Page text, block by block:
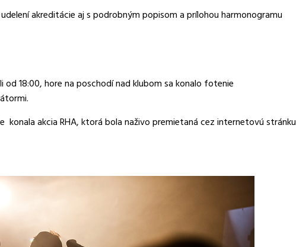
akreditácie aj s podrobným popisom a prílohou harmonogramu
od 18:00, hore na poschodí nad klubom sa konalo fotenie
konala akcia RHA, ktorá bola naživo premietaná cez internetovú stránku